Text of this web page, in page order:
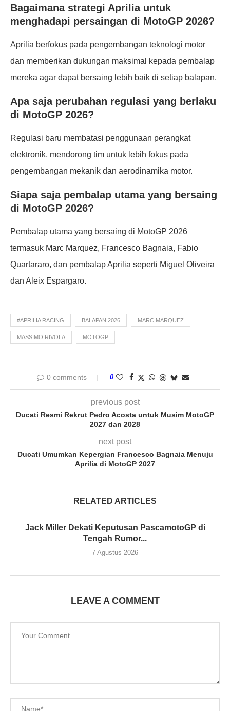
Bagaimana strategi Aprilia untuk
menghadapi persaingan di MotoGP 2026?
Aprilia berfokus pada pengembangan teknologi motor
dan memberikan dukungan maksimal kepada pembalap
mereka agar dapat bersaing lebih baik di setiap balapan.
Apa saja perubahan regulasi yang berlaku
di MotoGP 2026?
Regulasi baru membatasi penggunaan perangkat
elektronik, mendorong tim untuk lebih fokus pada
pengembangan mekanik dan aerodinamika motor.
Siapa saja pembalap utama yang bersaing
di MotoGP 2026?
Pembalap utama yang bersaing di MotoGP 2026
termasuk Marc Marquez, Francesco Bagnaia, Fabio
Quartararo, dan pembalap Aprilia seperti Miguel Oliveira
dan Aleix Espargaro.
#APRILIA RACING BALAPAN 2026 MARC MARQUEZ
MASSIMO RIVOLA MOTOGP
0 comments 0
previous post
Ducati Resmi Rekrut Pedro Acosta untuk Musim MotoGP
2027 dan 2028
next post
Ducati Umumkan Kepergian Francesco Bagnaia Menuju
Aprilia di MotoGP 2027
RELATED ARTICLES
Jack Miller Dekati Keputusan PascamotoGP di
Tengah Rumor...
7 Agustus 2026
LEAVE A COMMENT